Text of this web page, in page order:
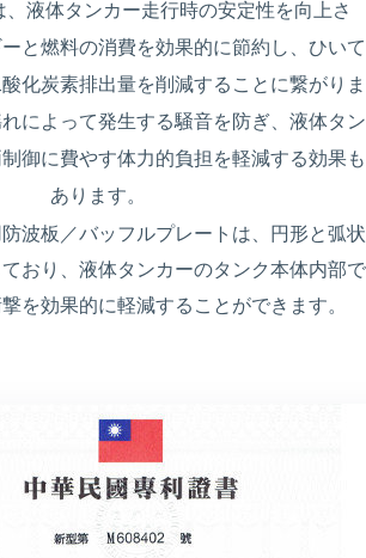
液体タンカー走行時の安定性を向上さ
と燃料の消費を効果的に節約し、ひいて
化炭素排出量を削減することに繋がりま
によって発生する騒音を防ぎ、液体タン
御に費やす体力的負担を軽減する効果も
あります。
波板／バッフルプレートは、円形と弧状
おり、液体タンカーのタンク本体内部で
を効果的に軽減することができます。